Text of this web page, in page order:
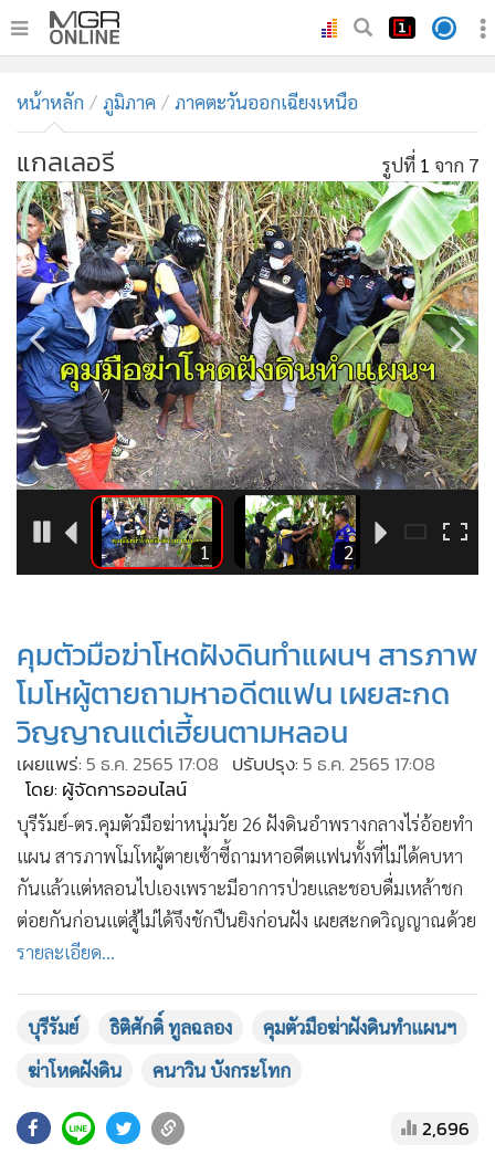
ทันเหตุการณ์
• ภาคใต้
• ภูมิภาค
• Online Section
• บันเทิง
• ผู้จัดการรายวัน
• คอลัมนิสต์
• ละคร
• CbizReview
• Cyber BIZ
• ผู้จัดกวน
• Good health & Well-being
Green Innovation & SD
Management & HR
• การเมือง
• ท่องเที่ยว
• กีฬา
• ต่างประเทศ
Special Scoop
• เศรษฐกิจ-ธุรกิจ
•
ชุมชน-คุณภาพชีวิต
อาชญากรรม
วิทยาศาสตร์
SMEs
• หุ้น
• อินโดจีน
คุมตัวมือฆ่าโหดฝังดินทำแผนฯ สารภาพ
โมโหผู้ตายถามหาอดีตแฟน เผยสะกด
วิญญาณแต่เฮี้ยนตามหลอน
เผยแพร่:5 ธ.ค. 2565 17:08 ปรับปรุง:5 ธ.ค. 2565 17:08
โดย: ผู้จัดการออนไลน์
บุรีรัมย์-ตร.คุมตัวมือฆ่าหนุ่มวัย 26 ฝังดินอำพรางกลางไร่อ้อยทำ
แผน สารภาพโมโหผู้ตายเซ้าซี้ถามหาอดีตแฟนทั้งที่ไม่ได้คบหา
กันแล้วแต่หลอนไปเองเพราะมีอาการป่วยและชอบดื่มเหล้าชก
ต่อยกันก่อนแต่สู้ไม่ได้จึงชักปืนยิงก่อนฝัง เผยสะกดวิญญาณด้วย
รายละเอียด...
บุรีรัมย์ ธิติศักดิ์ ทูลฉลอง
คุมตัวมือฆ่าฝังดินทำแผนฯ
ฆ่าโหดฝังดิน
คนาวิน บังกระโทก
2,696
หน้าหลัก ภูมิภาค ภาคตะวันออกเฉียงเหนือ
แกลเลอรี รูปที่ 1 จาก 7
1 2